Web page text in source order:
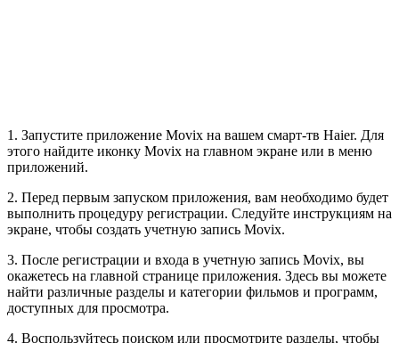
1. Запустите приложение Movix на вашем смарт-тв Haier. Для
этого найдите иконку Movix на главном экране или в меню
приложений.
2. Перед первым запуском приложения, вам необходимо будет
выполнить процедуру регистрации. Следуйте инструкциям на
экране, чтобы создать учетную запись Movix.
3. После регистрации и входа в учетную запись Movix, вы
окажетесь на главной странице приложения. Здесь вы можете
найти различные разделы и категории фильмов и программ,
доступных для просмотра.
4. Воспользуйтесь поиском или просмотрите разделы, чтобы